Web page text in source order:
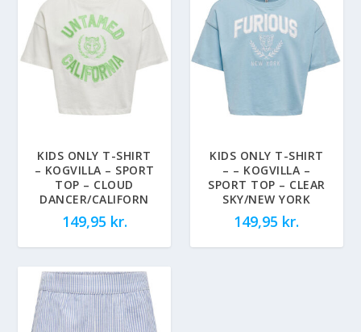
KIDS ONLY T-SHIRT
– KOGVILLA – SPORT
TOP – CLOUD
DANCER/CALIFORN
149,95 kr.
KIDS ONLY T-SHIRT
– – KOGVILLA –
SPORT TOP – CLEAR
SKY/NEW YORK
149,95 kr.